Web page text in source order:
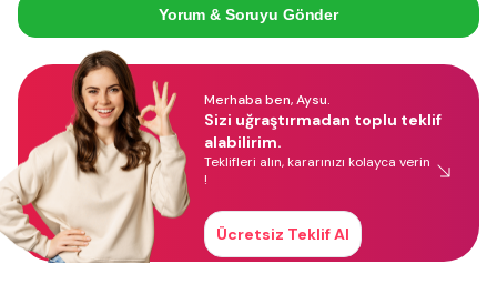
Yorum & Soruyu Gönder
Merhaba ben, Aysu.
Sizi uğraştırmadan toplu teklif
alabilirim.
Teklifleri alın, kararınızı kolayca verin
!
Ücretsiz Teklif Al